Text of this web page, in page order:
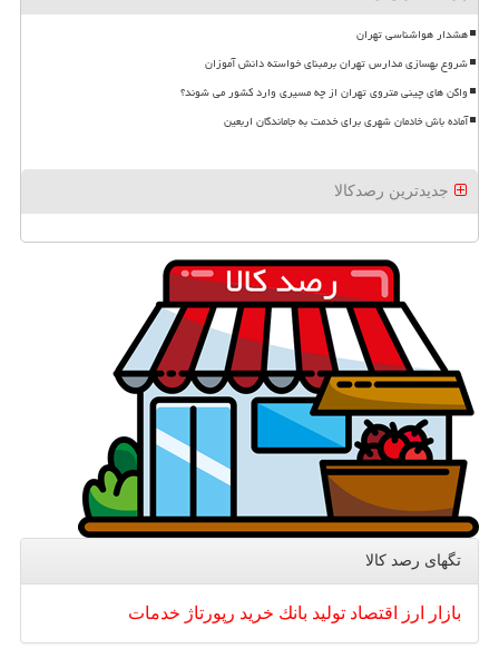
هشدار هواشناسی تهران
شروع بهسازی مدارس تهران برمبنای خواسته دانش آموزان
واگن های چینی متروی تهران از چه مسیری وارد کشور می شوند؟
آماده باش خادمان شهری برای خدمت به جاماندگان اربعین
جدیدترین رصدکالا
تگهای رصد كالا
بازار ارز اقتصاد تولید بانك خرید رپورتاژ خدمات